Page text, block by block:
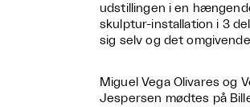
udstillingen i en
skulptur-installation i 3
sig selv og det
Miguel Vega Olivares og
Jespersen mødtes på